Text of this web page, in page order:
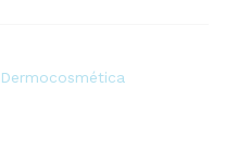
Dermocosmética